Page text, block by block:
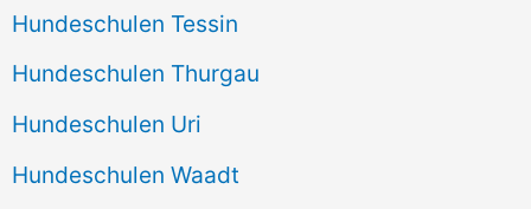
Hundeschulen Tessin
Hundeschulen Thurgau
Hundeschulen Uri
Hundeschulen Waadt